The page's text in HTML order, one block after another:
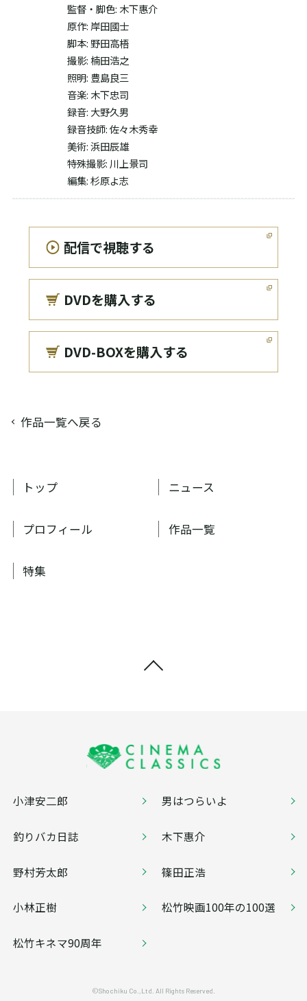
監督・脚色: 木下惠介
原作: 岸田國士
脚本: 野田高梧
撮影: 楠田浩之
照明: 豊島良三
音楽: 木下忠司
録音: 大野久男
録音技師: 佐々木秀幸
美術: 浜田辰雄
特殊撮影: 川上景司
編集: 杉原よ志
配信で視聴する
DVDを購入する
DVD-BOXを購入する
作品一覧へ戻る
トップ ニュース
プロフィール 作品一覧
特集
小津安二郎 男はつらいよ
釣りバカ日誌 木下惠介
野村芳太郎 篠田正浩
小林正樹 松竹映画100年の100選
松竹キネマ90周年
©Shochiku Co.,Ltd. All Rights Reserved.